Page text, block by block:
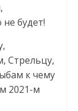
будет!
Стрельцу,
к чему
2021-м